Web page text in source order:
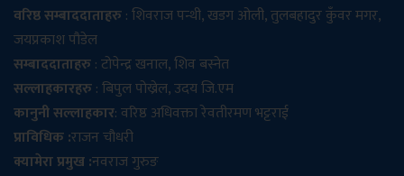
वरिष्ठ सम्बाददाताहरु: शिवराज पन्थी, खडग ओली, तुलबहादुर कुँवर मगर,
जयप्रकाश पौडेल
सम्बाददाताहरु: टोपेन्द्र खनाल, शिव बस्नेत
सल्लाहकारहरु: बिपुल पोख्रेल, उदय जि.एम
कानुनी सल्लाहकार: वरिष्ठ अधिवक्ता रेवतीरमण भट्टराई
प्राविधिक :राजन चौधरी
क्यामेरा प्रमुख :नवराज गुरुङ